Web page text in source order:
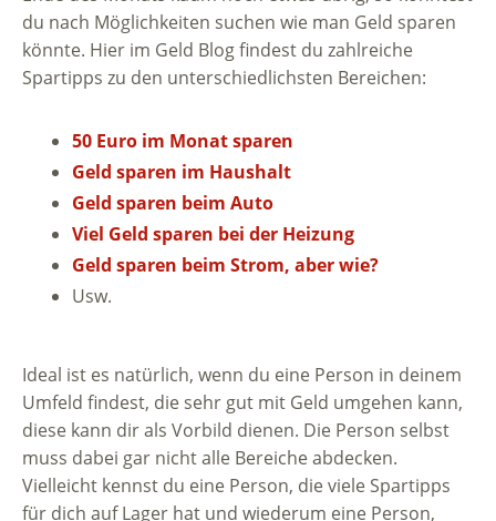
du nach Möglichkeiten suchen wie man Geld sparen
könnte. Hier im Geld Blog findest du zahlreiche
Spartipps zu den unterschiedlichsten Bereichen:
50 Euro im Monat sparen
Geld sparen im Haushalt
Geld sparen beim Auto
Viel Geld sparen bei der Heizung
Geld sparen beim Strom, aber wie?
Usw.
Ideal ist es natürlich, wenn du eine Person in deinem
Umfeld findest, die sehr gut mit Geld umgehen kann,
diese kann dir als Vorbild dienen. Die Person selbst
muss dabei gar nicht alle Bereiche abdecken.
Vielleicht kennst du eine Person, die viele Spartipps
für dich auf Lager hat und wiederum eine Person,